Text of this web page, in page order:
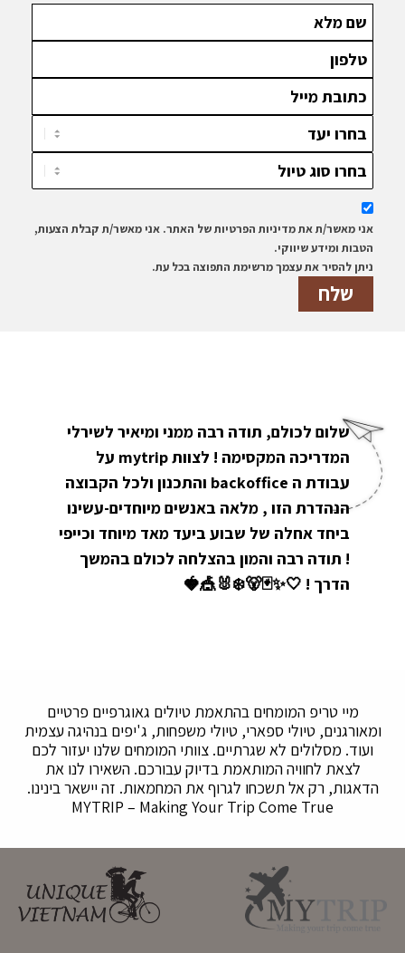
אני מאשר/ת את מדיניות הפרטיות של האתר. אני מאשר/ת קבלת הצעות,
הטבות ומידע שיווקי.
ניתן להסיר את עצמך מרשימת התפוצה בכל עת.
שלום לכולם, תודה רבה ממני ומיאיר לשירלי
המדריכה המקסימה ! לצוות mytrip על
עבודת ה backoffice והתכנון ולכל הקבוצה
הנהדרת הזו , מלאה באנשים מיוחדים-עשינו
ביחד אחלה של שבוע ביעד מאד מיוחד וכייפי
! תודה רבה והמון בהצלחה לכולם בהמשך
הדרך ! 🤍✨🃏🐻‍❄️🐰🎪🍓
מיי טריפ המומחים בהתאמת טיולים גאוגרפיים פרטיים
ומאורגנים, טיולי ספארי, טיולי משפחות, ג'יפים בנהיגה עצמית
ועוד. מסלולים לא שגרתיים. צוותי המומחים שלנו יעזור לכם
לצאת לחוויה המותאמת בדיוק עבורכם. השאירו לנו את
הדאגות, רק אל תשכחו לגרוף את המחמאות. זה יישאר בינינו.
MYTRIP – Making Your Trip Come True